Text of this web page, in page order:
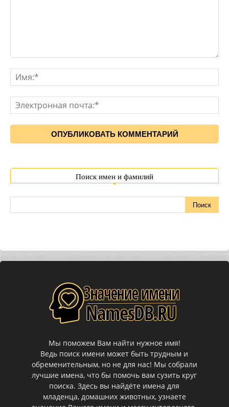
Поиск имен и фамилий
Мы поможем Вам найти нужное имя!
Ведь поиск имени может быть трудным и
обременительным, но не для нас! Мы собрали
лучшие имена, что бы помочь вам сузить круг
поиска. Здесь вы найдёте имена для
младенца, домашних животных, узнаете